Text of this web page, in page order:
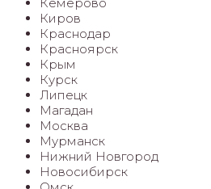
Киров
Краснодар
Красноярск
Крым
Курск
Липецк
Магадан
Москва
Мурманск
Нижний Новгород
Новосибирск